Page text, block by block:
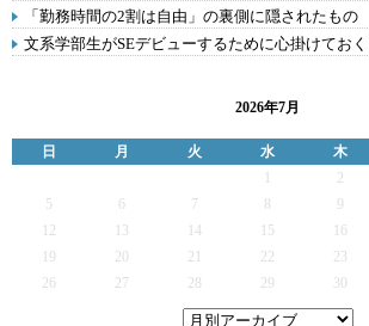
「勤務時間の2割は自由」の裏側に隠されたもの
文系学部生がSEデビューするために心掛けておく
2026年7月
日 月 火 水 木
2
5
6 7 9
12
13 14 15 16
19
20 21 22 23
26
27 28 29 30